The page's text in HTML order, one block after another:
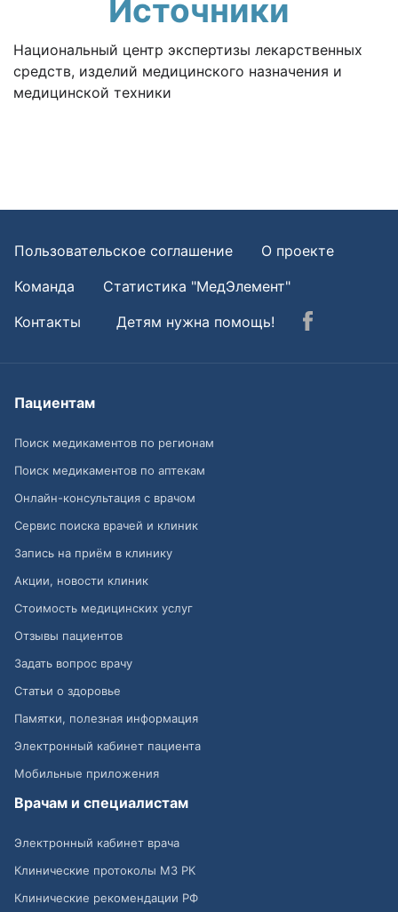
Источники
Национальный центр экспертизы лекарственных
средств, изделий медицинского назначения и
медицинской техники
Пользовательское соглашение
О проекте
Команда
Статистика "МедЭлемент"
Контакты
Детям нужна помощь!
Пациентам
Поиск медикаментов по регионам
Поиск медикаментов по аптекам
Онлайн-консультация с врачом
Сервис поиска врачей и клиник
Запись на приём в клинику
Акции, новости клиник
Стоимость медицинских услуг
Отзывы пациентов
Задать вопрос врачу
Статьи о здоровье
Памятки, полезная информация
Электронный кабинет пациента
Мобильные приложения
Врачам и специалистам
Электронный кабинет врача
Клинические протоколы МЗ РК
Клинические рекомендации РФ